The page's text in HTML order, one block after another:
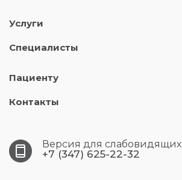
Услуги
Специалисты
Пациенту
Контакты
Версия для слабовидящих
+7 (347) 625-22-32